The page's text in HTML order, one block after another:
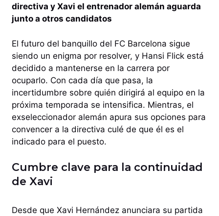
directiva y Xavi el entrenador alemán aguarda
junto a otros candidatos
El futuro del banquillo del FC Barcelona sigue
siendo un enigma por resolver, y Hansi Flick está
decidido a mantenerse en la carrera por
ocuparlo. Con cada día que pasa, la
incertidumbre sobre quién dirigirá al equipo en la
próxima temporada se intensifica. Mientras, el
exseleccionador alemán apura sus opciones para
convencer a la directiva culé de que él es el
indicado para el puesto.
Cumbre clave para la continuidad
de Xavi
Desde que Xavi Hernández anunciara su partida